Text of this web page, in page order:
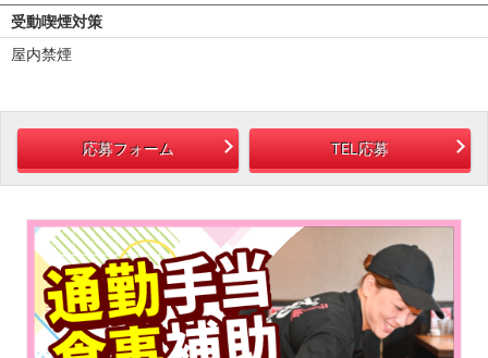
受動喫煙対策
屋内禁煙
応募フォーム TEL応募